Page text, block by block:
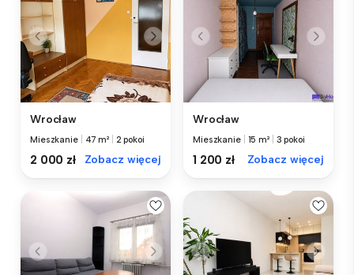
Wrocław
Mieszkanie 47 m² 2 pokoi
2 000 zł Zobacz więcej
Wrocław
Mieszkanie 15 m² 3 pokoi
1 200 zł Zobacz więcej